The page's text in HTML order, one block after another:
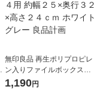
無印良品 再生ポリプロピレ
ン入りファイルボックスス
タンダード Ａ４用 約幅２５
×奥行３２×高さ２４ｃｍ ホ
1,190円